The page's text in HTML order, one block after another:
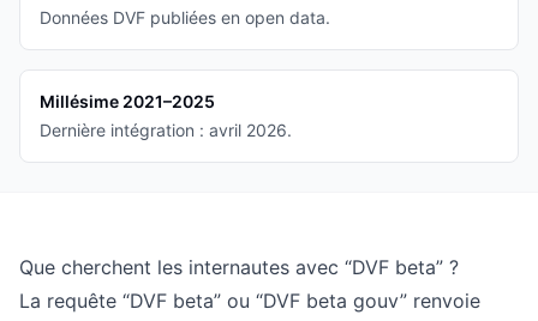
Données DVF publiées en open data.
Millésime 2021–2025
Dernière intégration : avril 2026.
Que cherchent les internautes avec “DVF beta” ?
La requête “DVF beta” ou “DVF beta gouv” renvoie